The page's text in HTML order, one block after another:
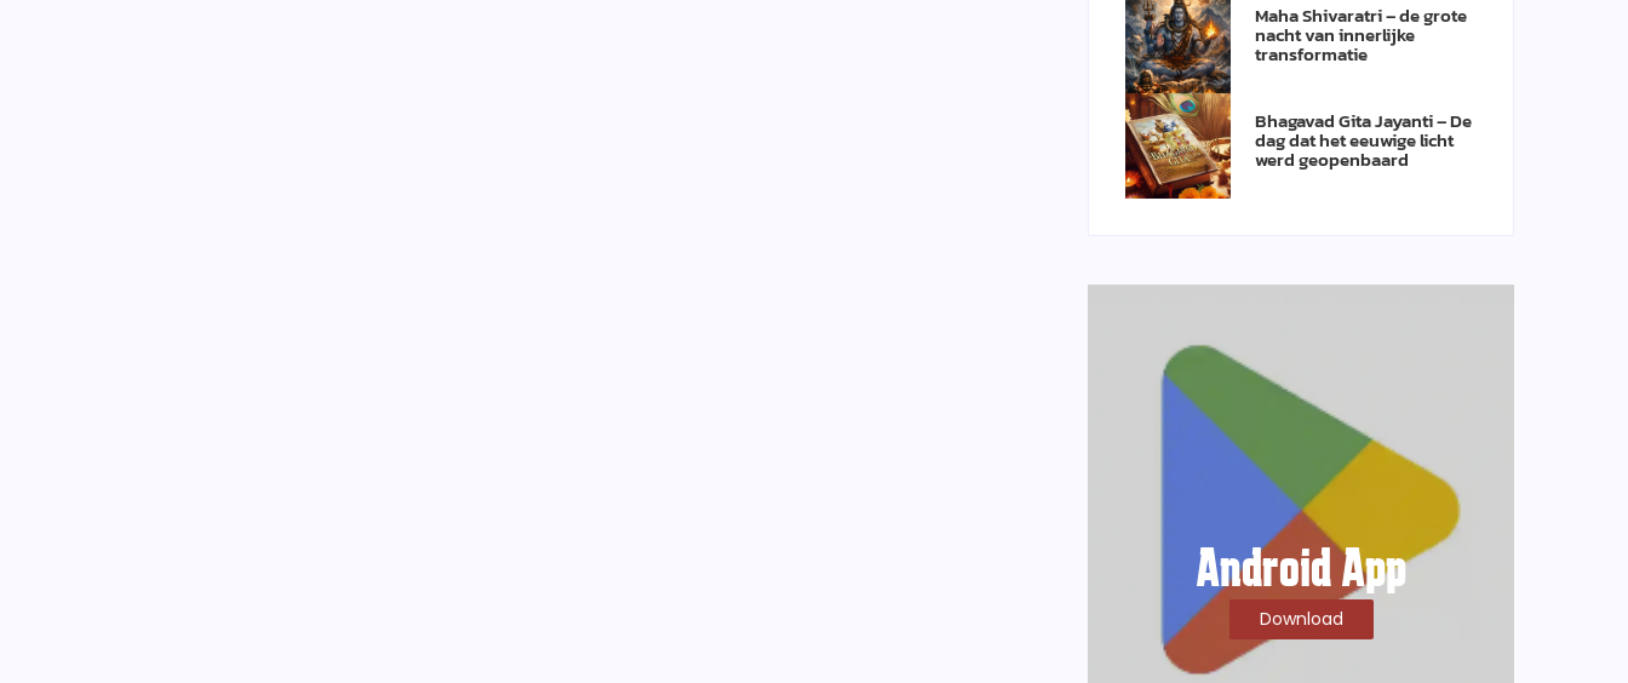
Maha Shivaratri – de grote
nacht van innerlijke
transformatie
Bhagavad Gita Jayanti – De
dag dat het eeuwige licht
werd geopenbaard
Android App
Download